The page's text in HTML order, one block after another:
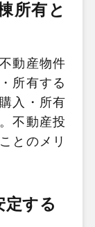
所有と
動産物件
所有する
入・所有
不動産投
とのメリ
定する